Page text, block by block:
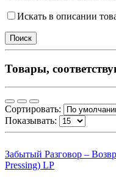
Искать в описании
Товары,
Сортировать:
Показывать:
Забытый Разговор –
Pressing) LP